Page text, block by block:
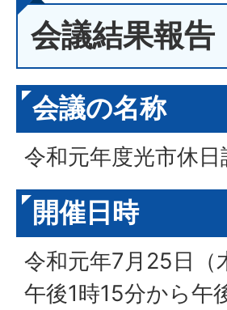
会議結果報告
会議の名称
令和元年度光市休
開催日時
令和元年7月25日（
午後1時15分から午